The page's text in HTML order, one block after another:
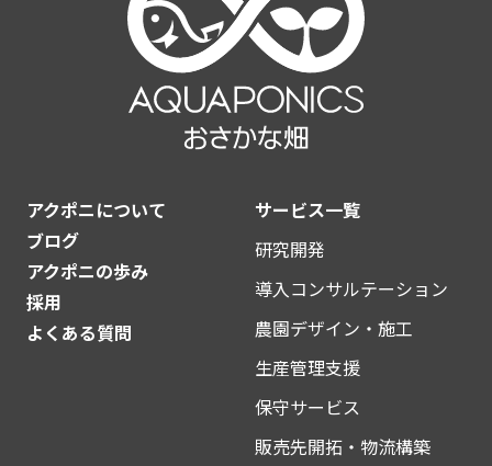
アクポニについて
ブログ
アクポニの歩み
採用
よくある質問
サービス一覧
研究開発
導入コンサルテーション
農園デザイン・施工
生産管理支援
保守サービス
販売先開拓・物流構築